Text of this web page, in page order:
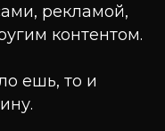
рекламой,
контентом.
ешь, то и